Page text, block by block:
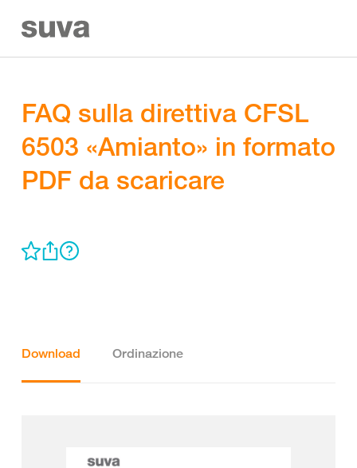
FAQ sulla direttiva CFSL
6503 «Amianto» in formato
PDF da scaricare
Download Ordinazione